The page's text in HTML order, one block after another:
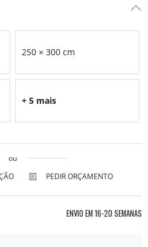
250 × 300 cm
+ 5 mais
ou
PEDIR ORÇAMENTO
ENVIO EM 16-20 SEMANAS